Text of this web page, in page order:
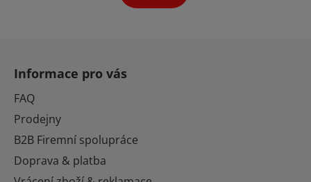
hvězdiček.
Informace pro vás
FAQ
Prodejny
B2B Firemní spolupráce
Doprava & platba